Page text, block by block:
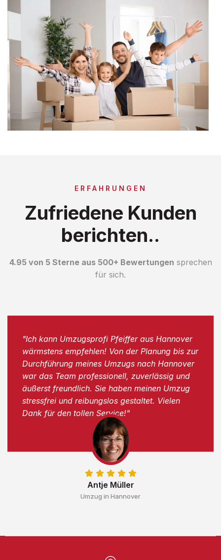
ERFAHRUNGEN
Zufriedene Kunden
berichten..
4.95 von 5 Sterne aus 500+ Bewertungen sprechen
für sich.
Antje Müller
Umzug in Hannover
"Ich kann Umzugsprofi Pfeiffer aus Hannover
wärmstens empfehlen! Von der Planung bis zur
Durchführung meines Umzugs nach Hannover
war das Team professionell, zuverlässig und
äußerst freundlich. Sie haben meinen Umzug
stressfrei und reibungslos gestaltet. Vielen
Dank für den tollen Service!"